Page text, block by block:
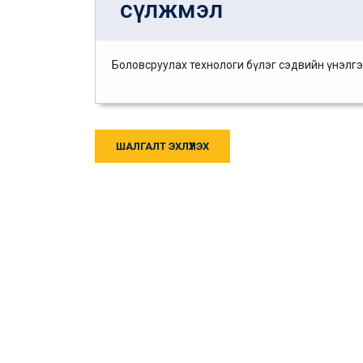
сүлжмэл
Боловсруулах технологи бүлэг сэдвийн
ШАЛГАЛТ ЭХЛҮҮЛЭХ